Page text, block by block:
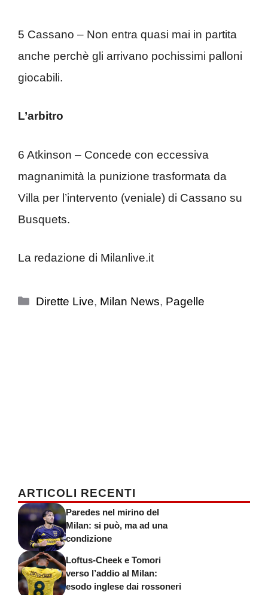
5 Cassano – Non entra quasi mai in partita
anche perchè gli arrivano pochissimi palloni
giocabili.
L’arbitro
6 Atkinson – Concede con eccessiva
magnanimità la punizione trasformata da
Villa per l’intervento (veniale) di Cassano su
Busquets.
La redazione di Milanlive.it
Categorie
Dirette Live, Milan News, Pagelle
ARTICOLI RECENTI
Paredes nel mirino del
Milan: si può, ma ad una
condizione
Loftus-Cheek e Tomori
verso l’addio al Milan:
esodo inglese dai rossoneri